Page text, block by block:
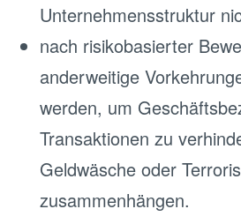
Unternehmensstruktur
nach risikobasierter
anderweitige
werden, um
Transaktionen zu
Geldwäsche oder
zusammenhängen.